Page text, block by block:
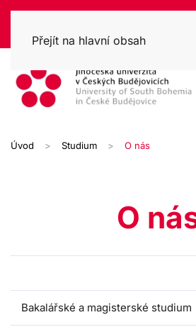
Přejít na hlavní obsah
Úvod Studium O nás
O
Bakalářské a magisterské studium